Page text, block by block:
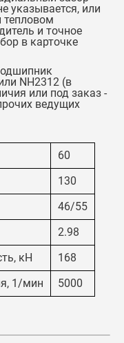
указывается, или
тепловом
и точное
в карточке
NH2312 (в
или под заказ -
ведущих
60
130
46/55
2.98
кН
168
1/мин
5000